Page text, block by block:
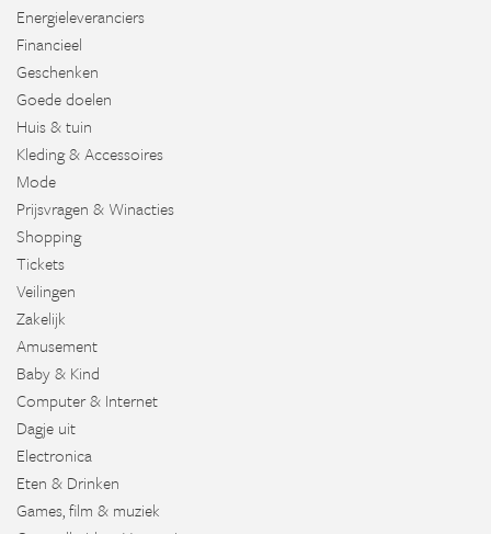
Energieleveranciers
Financieel
Geschenken
Goede doelen
Huis & tuin
Kleding & Accessoires
Mode
Prijsvragen & Winacties
Shopping
Tickets
Veilingen
Zakelijk
Amusement
Baby & Kind
Computer & Internet
Dagje uit
Electronica
Eten & Drinken
Games, film & muziek